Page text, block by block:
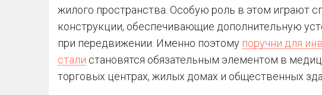
жилого пространства. Особую роль в этом играют
конструкции, обеспечивающие дополнительную
при передвижении. Именно поэтому поручни для
стали становятся обязательным элементом в
торговых центрах, жилых домах и общественных